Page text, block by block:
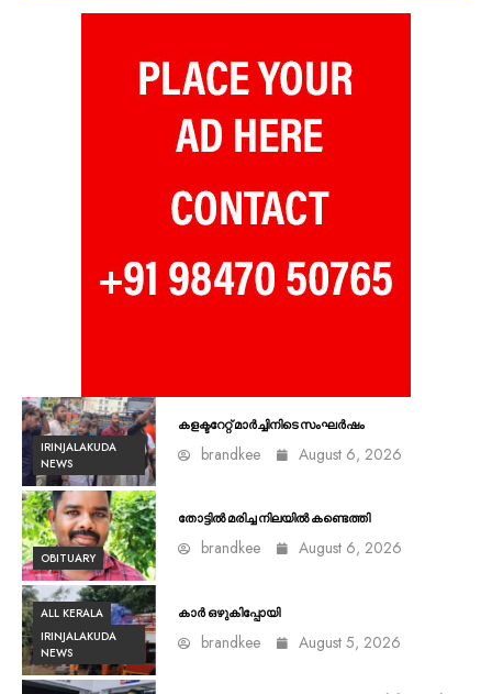
IRINJALAKUDA
NEWS
കളക്ടറേറ്റ് മാർച്ചിനിടെ സംഘർഷം
brandkee August 6, 2026
OBITUARY
തോട്ടിൽ മരിച്ച നിലയിൽ കണ്ടെത്തി
brandkee August 6, 2026
ALL KERALA
IRINJALAKUDA
NEWS
കാർ ഒഴുകിപ്പോയി
brandkee August 5, 2026